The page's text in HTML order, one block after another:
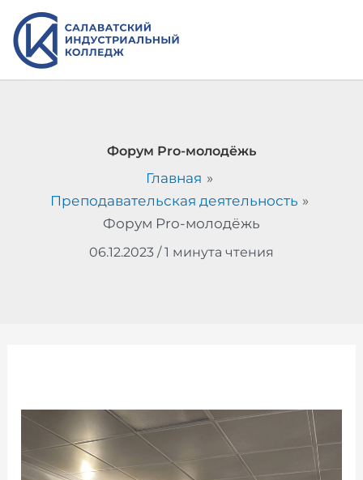
Перейти
содержимому
Форум Pro-молодёжь
Главная
Преподавательская деятельность
Форум Pro-молодёжь
06.12.2023 /1 минута чтения